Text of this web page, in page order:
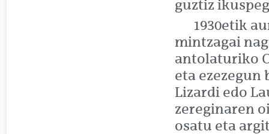
guztiz
1930etik
mintzagai
antolaturiko
eta ezezegun
Lizardi edo
zereginaren
osatu eta